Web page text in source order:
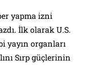
yapma izni
İlk olarak U.S.
yayın organları
Sırp güçlerinin